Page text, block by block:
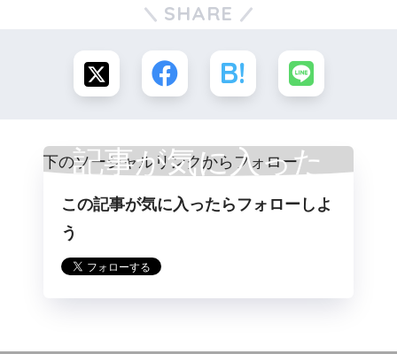
SHARE
記事が気に入った
らフォロー
この記事が気に入ったらフォローしよ
う